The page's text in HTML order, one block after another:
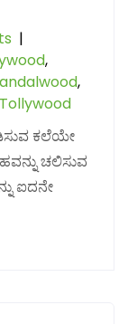
|
,
,
Tollywood
ಕಲೆಯೇ
ಚಲಿಸುವ
ಐದನೇ